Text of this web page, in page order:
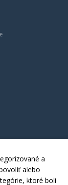
a
alebo
ktoré boli